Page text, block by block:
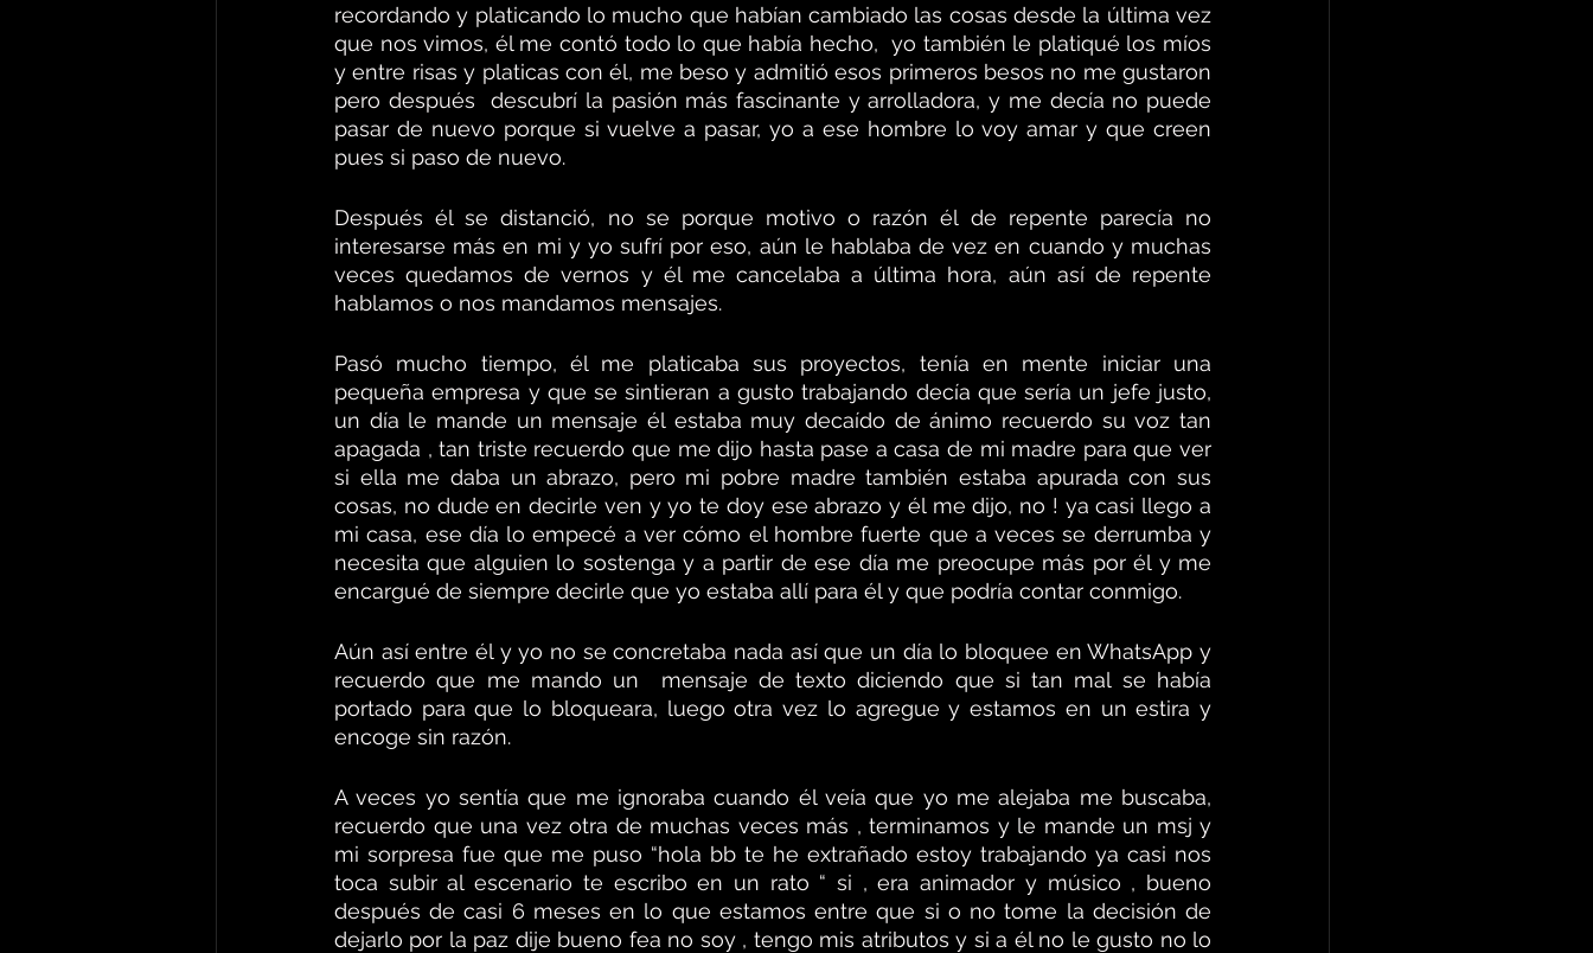
recordando y platicando lo mucho que habían cambiado las cosas desde la última vez
que nos vimos, él me contó todo lo que había hecho,  yo también le platiqué los míos
y entre risas y platicas con él, me beso y admitió esos primeros besos no me gustaron
pero después  descubrí la pasión más fascinante y arrolladora, y me decía no puede
pasar de nuevo porque si vuelve a pasar, yo a ese hombre lo voy amar y que creen
pues si paso de nuevo.
Después él se distanció, no se porque motivo o razón él de repente parecía no
interesarse más en mi y yo sufrí por eso, aún le hablaba de vez en cuando y muchas
veces quedamos de vernos y él me cancelaba a última hora, aún así de repente
hablamos o nos mandamos mensajes.
Pasó mucho tiempo, él me platicaba sus proyectos, tenía en mente iniciar una
pequeña empresa y que se sintieran a gusto trabajando decía que sería un jefe justo,
un día le mande un mensaje él estaba muy decaído de ánimo recuerdo su voz tan
apagada , tan triste recuerdo que me dijo hasta pase a casa de mi madre para que ver
si ella me daba un abrazo, pero mi pobre madre también estaba apurada con sus
cosas, no dude en decirle ven y yo te doy ese abrazo y él me dijo, no ! ya casi llego a
mi casa, ese día lo empecé a ver cómo el hombre fuerte que a veces se derrumba y
necesita que alguien lo sostenga y a partir de ese día me preocupe más por él y me
encargué de siempre decirle que yo estaba allí para él y que podría contar conmigo.
Aún así entre él y yo no se concretaba nada así que un día lo bloquee en WhatsApp y
recuerdo que me mando un  mensaje de texto diciendo que si tan mal se había
portado para que lo bloqueara, luego otra vez lo agregue y estamos en un estira y
encoge sin razón.
A veces yo sentía que me ignoraba cuando él veía que yo me alejaba me buscaba,
recuerdo que una vez otra de muchas veces más , terminamos y le mande un msj y
mi sorpresa fue que me puso “hola bb te he extrañado estoy trabajando ya casi nos
toca subir al escenario te escribo en un rato “ si , era animador y músico , bueno
después de casi 6 meses en lo que estamos entre que si o no tome la decisión de
dejarlo por la paz dije bueno fea no soy , tengo mis atributos y si a él no le gusto no lo